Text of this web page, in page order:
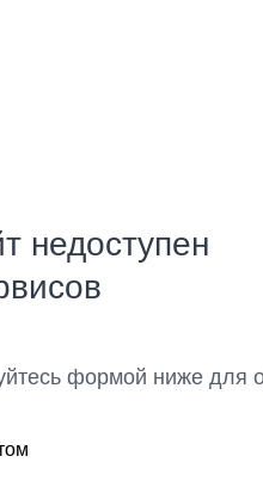
недоступен
формой ниже для